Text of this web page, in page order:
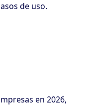
de uso.
en 2026,